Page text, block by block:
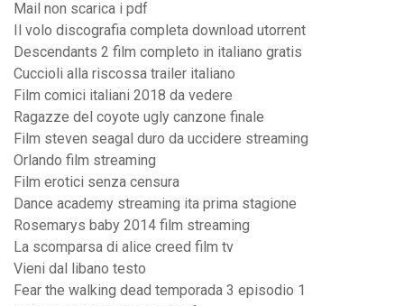
Mail non scarica i pdf
Il volo discografia completa download utorrent
Descendants 2 film completo in italiano gratis
Cuccioli alla riscossa trailer italiano
Film comici italiani 2018 da vedere
Ragazze del coyote ugly canzone finale
Film steven seagal duro da uccidere streaming
Orlando film streaming
Film erotici senza censura
Dance academy streaming ita prima stagione
Rosemarys baby 2014 film streaming
La scomparsa di alice creed film tv
Vieni dal libano testo
Fear the walking dead temporada 3 episodio 1